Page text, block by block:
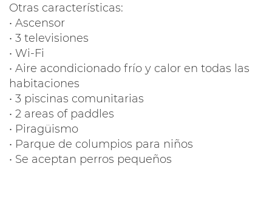
Otras características:
• Ascensor
• 3 televisiones
• Wi-Fi
• Aire acondicionado frío y calor en todas las
habitaciones
• 3 piscinas comunitarias
• 2 areas of paddles
• Piragüismo
• Parque de columpios para niños
• Se aceptan perros pequeños